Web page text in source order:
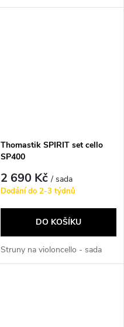
Thomastik SPIRIT set cello
SP400
2 690 Kč/ sada
Dodání do 2-3 týdnů
DO KOŠÍKU
Struny na violoncello - sada